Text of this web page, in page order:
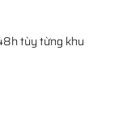
tùy từng khu